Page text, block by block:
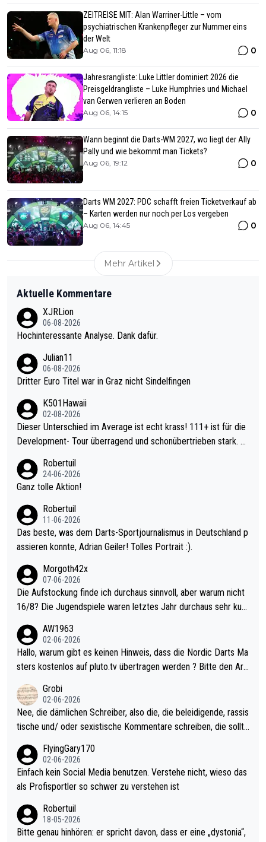
ZEITREISE MIT: Alan Warriner-Little – vom
psychiatrischen Krankenpfleger zur Nummer eins
der Welt
Aug 06, 11:18 0
Jahresrangliste: Luke Littler dominiert 2026 die
Preisgeldrangliste – Luke Humphries und Michael
van Gerwen verlieren an Boden
Aug 06, 14:15 0
Wann beginnt die Darts-WM 2027, wo liegt der Ally
Pally und wie bekommt man Tickets?
Aug 06, 19:12 0
Darts WM 2027: PDC schafft freien Ticketverkauf ab
– Karten werden nur noch per Los vergeben
Aug 06, 14:45 0
Mehr Artikel
Aktuelle Kommentare
XJRLion
06-08-2026
Hochinteressante Analyse. Dank dafür.
Julian11
06-08-2026
Dritter Euro Titel war in Graz nicht Sindelfingen
K501Hawaii
02-08-2026
Dieser Unterschied im Average ist echt krass! 111+ ist für die
Development- Tour überragend und schonübertrieben stark. U
mal 40+ erst recht. Da gewinnst keinen Blumentopf - ist ja noc
h krasser wie ein Pokalspiel eines Kreisligisten vs einem Bund
Robertuil
24-06-2026
Ganz tolle Aktion!
Robertuil
11-06-2026
Das beste, was dem Darts-Sportjournalismus in Deutschland p
assieren konnte, Adrian Geiler! Tolles Portrait :).
Morgoth42x
07-06-2026
Die Aufstockung finde ich durchaus sinnvoll, aber warum nicht
16/8? Die Jugendspiele waren letztes Jahr durchaus sehr kurz
Allerdings ist Mitchell Lawrie als Nummer 1 der Welt eh qualifi
ziert. Somit ändert die automatische Qualifikation des Weltmei
sters erstmal nichts. Ich denke sie wollen damit für nächstes J
ohl wenig WDF Turniere spielen. Dies war bei Archie Self letzt
es Jahr der Fall. Er musste als amtierender Weltmeister durch
den Qualifier und ich glaube kaum, dass Mitchel sich das (in Ve
gas) antun würde, wenn er doch eigentlich die PDC-WM als Zi
el hat.
AW1963
02-06-2026
Hallo, warum gibt es keinen Hinweis, dass die Nordic Darts Ma
sters kostenlos auf pluto.tv übertragen werden ? Bitte den Arti
Grobi
02-06-2026
Nee, die dämlichen Schreiber, also die, die beleidigende, rassis
tische und/ oder sexistische Kommentare schreiben, die sollte
s Leben in den Griff kriegen. Nur eins wundert mich: Luke Little
r war doch neulich erst derjenige, der über Social Media GvV p
rovoziert hat. Und Littlers Mutter schießt öfters mal gegen Ric
FlyingGary170
02-06-2026
Einfach kein Social Media benutzen. Verstehe nicht, wieso das
als Profisportler so schwer zu verstehen ist
Robertuil
18-05-2026
Bitte genau hinhören: er spricht davon, dass er eine „dystonia“,